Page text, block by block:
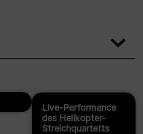
Live-Performance
des Helikopter-
Streichquartetts